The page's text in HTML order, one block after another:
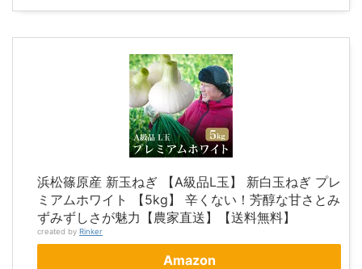
浜松篠原産 新玉ねぎ 【A級品L玉】 新白玉ねぎ プレ
ミアムホワイト 【5kg】 辛くない！芳醇な甘さとみ
ずみずしさが魅力【農家直送】【送料無料】
created by Rinker
Amazon